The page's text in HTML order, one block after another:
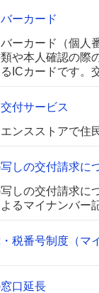
ーカード
ーカード（個人
や本人確認の際
ICカードです。
付サービス
ンスストアで住
しの交付請求に
しの交付請求に
るマイナンバー
税番号制度（マ
口延長